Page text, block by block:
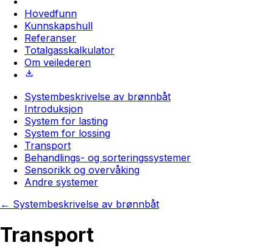
Hovedfunn
Kunnskapshull
Referanser
Totalgasskalkulator
Om veilederen
Systembeskrivelse av brønnbåt
Introduksjon
System for lasting
System for lossing
Transport
Behandlings- og sorteringssystemer
Sensorikk og overvåking
Andre systemer
← Systembeskrivelse av brønnbåt
Transport